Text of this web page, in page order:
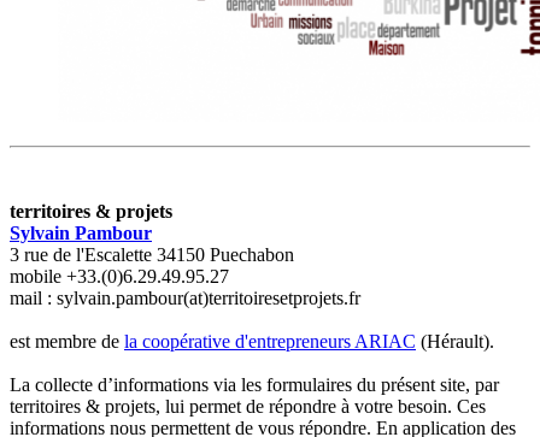
territoires & projets
Sylvain Pambour
3 rue de l'Escalette 34150 Puechabon
mobile +33.(0)6.29.49.95.27
mail : sylvain.pambour(at)territoiresetprojets.fr
est membre de la coopérative d'entrepreneurs ARIAC (Hérault).
La collecte d’informations via les formulaires du présent site, par
territoires & projets, lui permet de répondre à votre besoin. Ces
informations nous permettent de vous répondre. En application des